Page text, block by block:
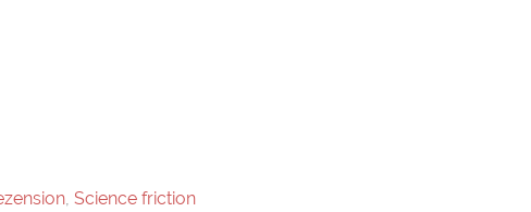
, Science friction